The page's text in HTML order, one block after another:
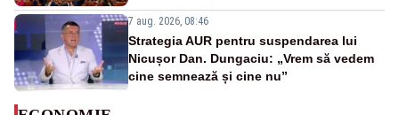
7 aug. 2026, 08:46
Strategia AUR pentru suspendarea lui
Nicușor Dan. Dungaciu: „Vrem să vedem
cine semnează și cine nu”